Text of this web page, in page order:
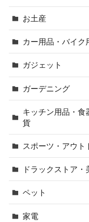
お土産
カー用品・バイク
ガジェット
ガーデニング
キッチン用品・食
貨
スポーツ・アウト
ドラックストア・
ペット
家電